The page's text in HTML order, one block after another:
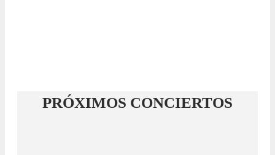
PRÓXIMOS CONCIERTOS